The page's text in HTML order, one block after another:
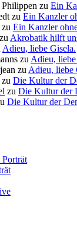
zu Ein
zu Ein Kanzler
zu Ein Kanzler
zu Akrobatik hilft
Adieu, liebe Gisela.
zu Adieu,
zu Adieu, liebe
zu Die Kultur der
zu Die Kultur der
Die Kultur der